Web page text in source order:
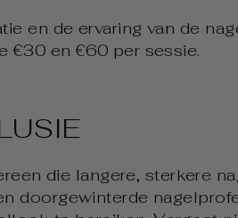
en de ervaring van de
€30 en €60 per sessie.
die langere, sterkere
doorgewinterde